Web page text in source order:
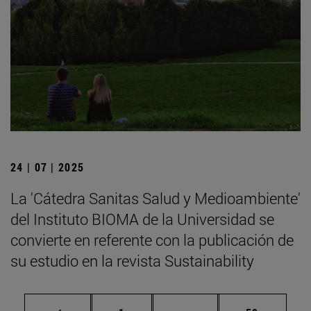
24 | 07 | 2025
La 'Cátedra Sanitas Salud y Medioambiente'
del Instituto BIOMA de la Universidad se
convierte en referente con la publicación de
su estudio en la revista Sustainability